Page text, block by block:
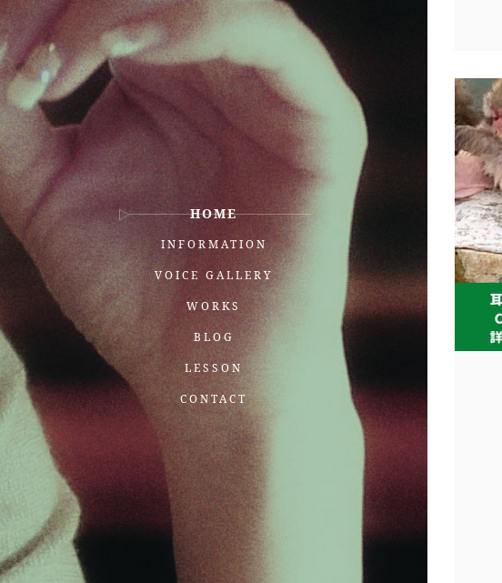
HOME
INFORMATION
VOICE GALLERY
WORKS
BLOG
LESSON
CONTACT